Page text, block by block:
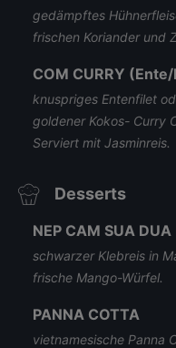
gedämpftes
frischen Koriander und
COM CURRY
knuspriges Entenfilet
goldener Kokos- Curry
Serviert mit Jasminreis.
Desserts
NEP CAM SUA DUA
schwarzer Klebreis in
frische Mango-Würfel.
PANNA COTTA
vietnamesische Panna